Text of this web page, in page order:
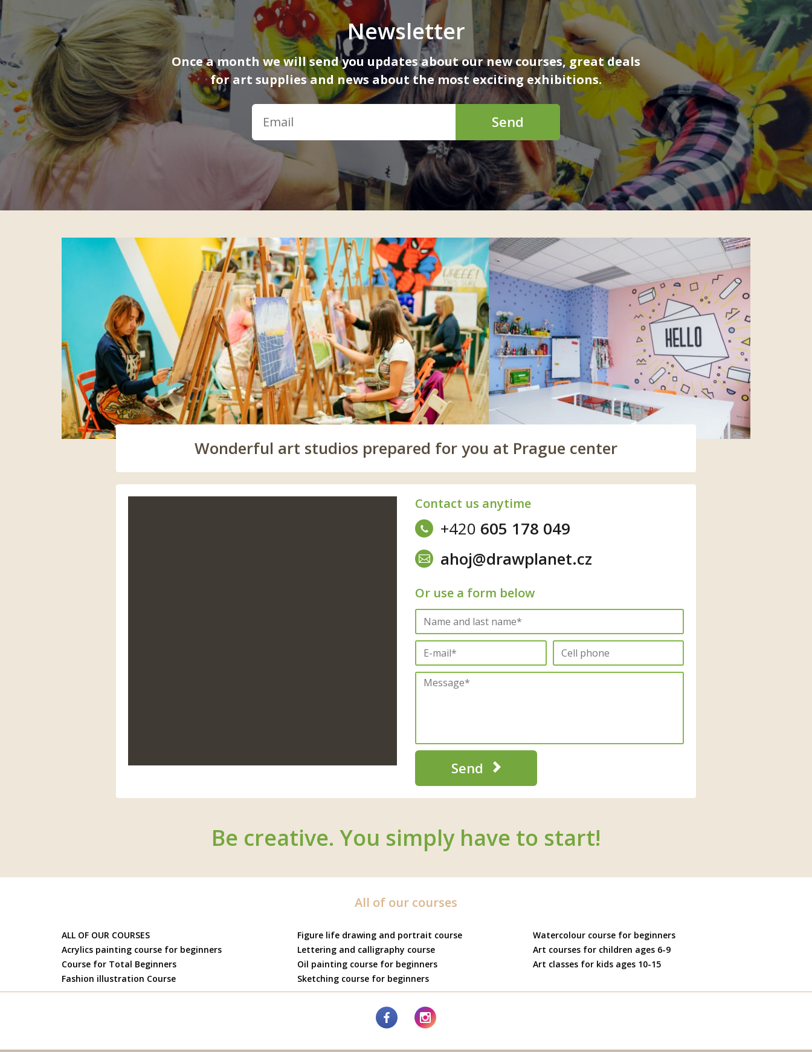
Newsletter
Once a month we will send you updates about our new courses, great deals
for art supplies and news about the most exciting exhibitions.
Send
Wonderful art studios prepared for you at Prague center
Contact us anytime
+420 605 178 049
ahoj@drawplanet.cz
Or use a form below
Send
Be creative. You simply have to start!
All of our courses
ALL OF OUR COURSES
Acrylics painting course for beginners
Course for Total Beginners
Fashion illustration Course
Figure life drawing and portrait course
Lettering and calligraphy course
Oil painting course for beginners
Sketching course for beginners
Watercolour course for beginners
Art courses for children ages 6-9
Art classes for kids ages 10-15